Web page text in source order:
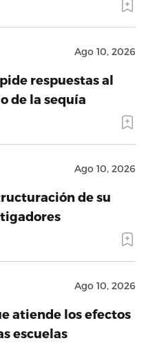
Ago 10, 2026
respuestas al
de la sequía
Ago 10, 2026
de su
Ago 10, 2026
atiende los efectos
escuelas